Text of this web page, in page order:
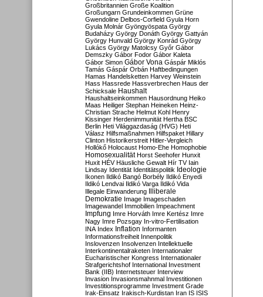
Großbritannien Große Koalition
Großungarn Grundeinkommen Grüne
Gwendoline Delbos-Corfield Gyula Horn
Gyula Molnár Gyöngyöspata György
Budaházy György Donáth György Gattyán
György Hunvald György Konrád György
Lukács György Matolcsy Győr Gábor
Demszky Gábor Fodor Gábor Kaleta
Gábor Simon Gábor Vona Gáspár Miklós
Tamás Gáspár Orbán Haftbedingungen
Hamas Handelsketten Harvey Weinstein
Hass Hassrede Hassverbrechen Haus der
Schicksale Haushalt
Haushaltseinkommen Hausordnung Heiko
Maas Heiliger Stephan Heineken Heinz-
Christian Strache Helmut Kohl Henry
Kissinger Herdenimmunität Hertha BSC
Berlin Heti Világgazdaság (HVG) Heti
Válasz Hilfsmaßnahmen Hilfspaket Hillary
Clinton Historikerstreit Hitler-Vergleich
Hollókő Holocaust Homo-Ehe Homophobie
Homosexualität Horst Seehofer Hunxit
Huxit HÉV Häusliche Gewalt Hír TV Iain
Lindsay Identität Identitätspolitik Ideologie
Ikonen Ildikó Bangó Borbély Ildikó Enyedi
Ildikó Lendvai Ildikó Varga Ildikó Vida
Illegale Einwanderung Illiberale
Demokratie Image Imageschaden
Imagewandel Immobilien Impeachment
Impfung Imre Horváth Imre Kertész Imre
Nagy Imre Pozsgay In-vitro-Fertilisation
INA Index Inflation Informanten
Informationsfreiheit Innenpolitik
Inslovenzen Insolvenzen Intellektuelle
Interkontinentalraketen Internationaler
Eucharistischer Kongress Internationaler
Strafgerichtshof International Investment
Bank (IIB) Internetsteuer Interview
Invasion Invasionsmahnmal Investitionen
Investitionsprogramme Investment Grade
Irak-Einsatz Irakisch-Kurdistan Iran IS ISIS